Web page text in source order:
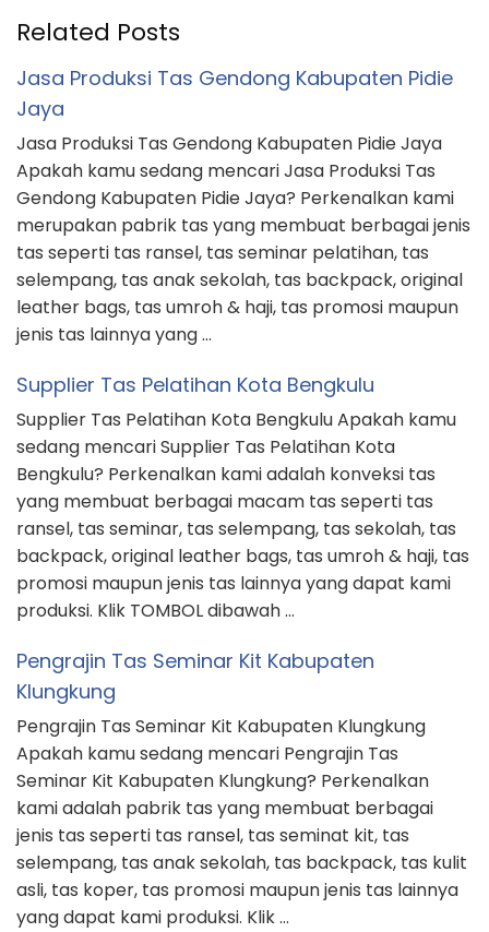
Related Posts
Jasa Produksi Tas Gendong Kabupaten Pidie
Jaya
Jasa Produksi Tas Gendong Kabupaten Pidie Jaya
Apakah kamu sedang mencari Jasa Produksi Tas
Gendong Kabupaten Pidie Jaya? Perkenalkan kami
merupakan pabrik tas yang membuat berbagai jenis
tas seperti tas ransel, tas seminar pelatihan, tas
selempang, tas anak sekolah, tas backpack, original
leather bags, tas umroh & haji, tas promosi maupun
jenis tas lainnya yang …
Supplier Tas Pelatihan Kota Bengkulu
Supplier Tas Pelatihan Kota Bengkulu Apakah kamu
sedang mencari Supplier Tas Pelatihan Kota
Bengkulu? Perkenalkan kami adalah konveksi tas
yang membuat berbagai macam tas seperti tas
ransel, tas seminar, tas selempang, tas sekolah, tas
backpack, original leather bags, tas umroh & haji, tas
promosi maupun jenis tas lainnya yang dapat kami
produksi. Klik TOMBOL dibawah …
Pengrajin Tas Seminar Kit Kabupaten
Klungkung
Pengrajin Tas Seminar Kit Kabupaten Klungkung
Apakah kamu sedang mencari Pengrajin Tas
Seminar Kit Kabupaten Klungkung? Perkenalkan
kami adalah pabrik tas yang membuat berbagai
jenis tas seperti tas ransel, tas seminat kit, tas
selempang, tas anak sekolah, tas backpack, tas kulit
asli, tas koper, tas promosi maupun jenis tas lainnya
yang dapat kami produksi. Klik …